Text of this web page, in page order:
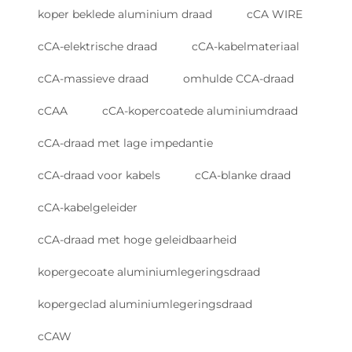
mitigatiemaatregelen—zoals geoptimaliseerde
voor langetermijnbetrouwbaarheid. Deze
binnen de gebruikelijke levensverwachting van
voertuigen (15 jaar/300.000 km).
Thermische stabiliteit en
oxidatieproblemen bij CCAM-
de invloed daarvan op langdurige
De snelle oxidatie van aluminiumoppervlakken
veroorzaakt op termijn een groot probleem voor
koper beklede aluminium draad cCA WIRE
cCA-elektrische draad cCA-kabelmateriaal
cCA-massieve draad omhulde CCA-draad
cCAA cCA-kopercoatede aluminiumdraad
cCA-draad met lage impedantie
cCA-draad voor kabels cCA-blanke draad
cCA-kabelgeleider
cCA-draad met hoge geleidbaarheid
kopergecoate aluminiumlegeringsdraad
kopergeclad aluminiumlegeringsdraad
cCAW